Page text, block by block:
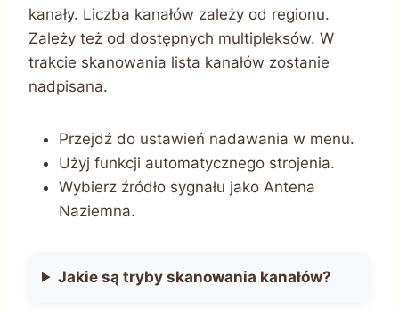
kanały. Liczba kanałów zależy od regionu.
Zależy też od dostępnych multipleksów. W
trakcie skanowania lista kanałów zostanie
nadpisana.
Przejdź do ustawień nadawania w menu.
Użyj funkcji automatycznego strojenia.
Wybierz źródło sygnału jako Antena
Naziemna.
Jakie są tryby skanowania kanałów?